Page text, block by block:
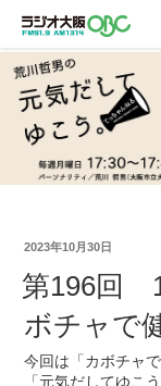
2023年10月30日
第196回
ボチャで
今回は「カボチャ
「元気だしてゆこ